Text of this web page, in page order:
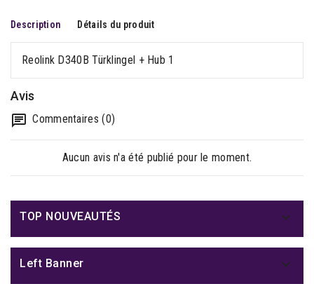
Description Détails du produit
Reolink D340B Türklingel + Hub 1
Avis
Commentaires (0)
Aucun avis n'a été publié pour le moment.
TOP NOUVEAUTÉS 
Left Banner 